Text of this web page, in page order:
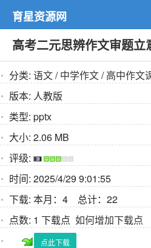
育星资源网
高考二元思辨作文审题
分类: 语文/中学作文/高中作文
版本: 人教版
类型: pptx
大小: 2.06 MB
评级:
时间: 2025/4/29 9:01:55
下载: 本月：4 总计：22
点数: 1 下载点 如何增加下载点
点此下载